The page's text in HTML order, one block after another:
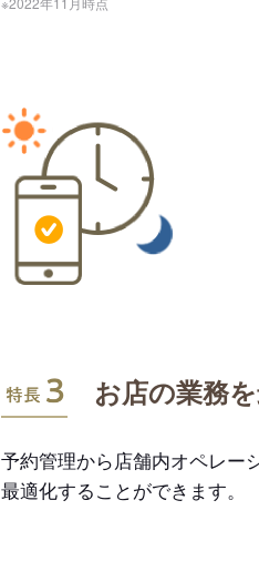
特長3
お店の業務
予約管理から店舗内オペレー
最適化することができます。